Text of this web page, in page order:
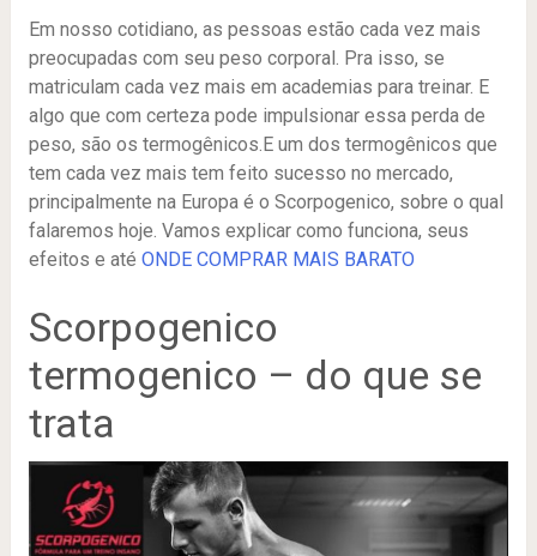
Em nosso cotidiano, as pessoas estão cada vez mais
preocupadas com seu peso corporal. Pra isso, se
matriculam cada vez mais em academias para treinar. E
algo que com certeza pode impulsionar essa perda de
peso, são os termogênicos.E um dos termogênicos que
tem cada vez mais tem feito sucesso no mercado,
principalmente na Europa é o Scorpogenico, sobre o qual
falaremos hoje. Vamos explicar como funciona, seus
efeitos e até ONDE COMPRAR MAIS BARATO
Scorpogenico
termogenico – do que se
trata